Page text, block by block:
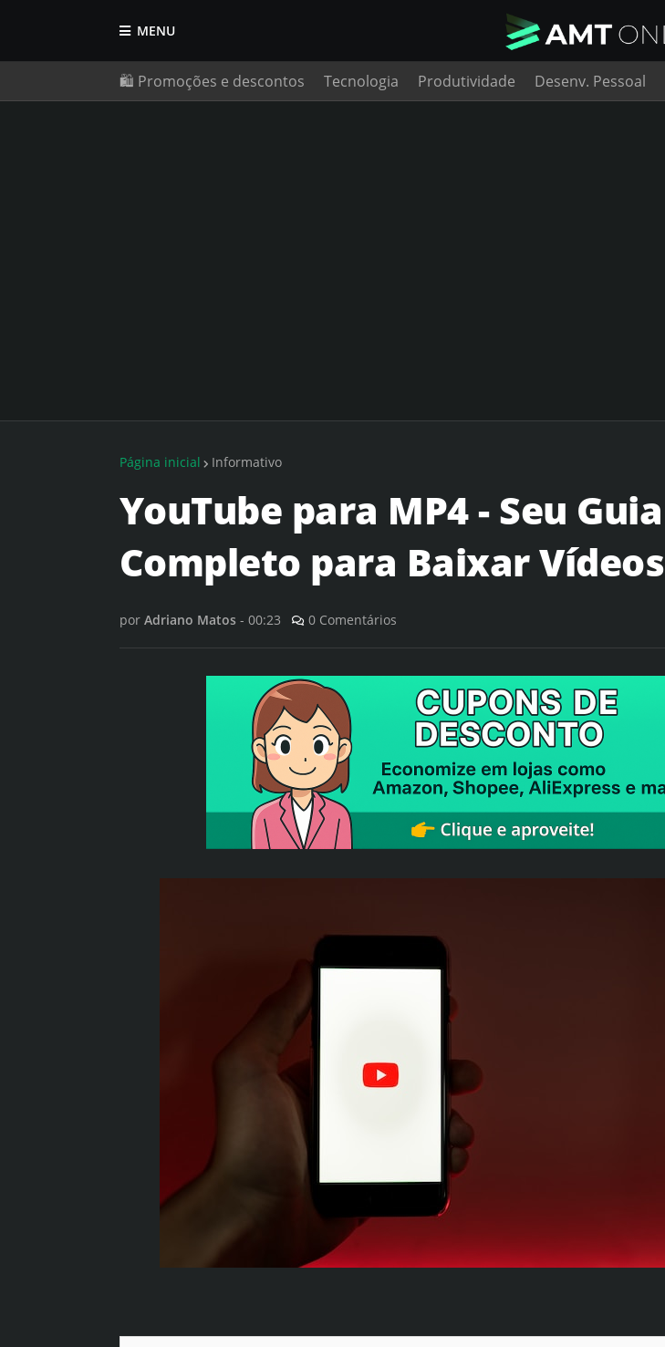
MENU
🛍️ Promoções e descontos Tecnologia Produtividade Desenv. Pessoal
Página inicial Informativo
YouTube para MP4 - Seu Guia
Completo para Baixar Vídeos
por Adriano Matos - 00:23 0 Comentários